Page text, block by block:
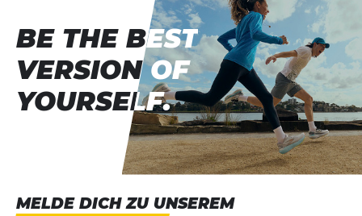
MELDE DICH ZU UNSEREM
BE THE BEST
VERSION OF
YOURSELF.
BE THE BEST
VERSION OF
YOURSELF.